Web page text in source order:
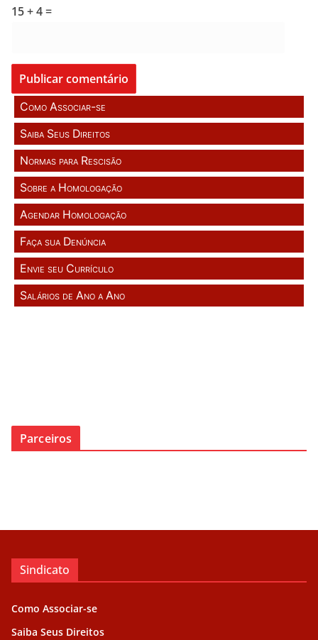
15 + 4 =
Como Associar-se
Saiba Seus Direitos
Normas para Rescisão
Sobre a Homologação
Agendar Homologação
Faça sua Denúncia
Envie seu Currículo
Salários de Ano a Ano
Parceiros
Sindicato
Como Associar-se
Saiba Seus Direitos